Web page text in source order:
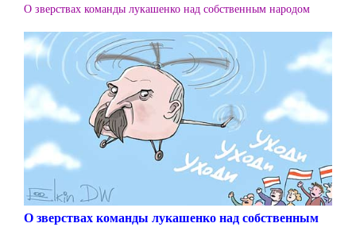
О зверствах команды лукашенко над собственным народом
О зверствах команды лукашенко над собственным